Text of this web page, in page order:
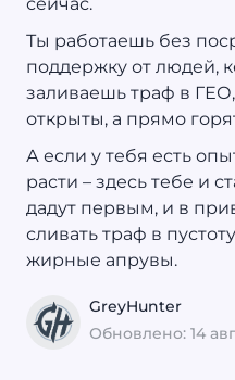
Ты работаешь без
поддержку от людей,
заливаешь траф в
открыты, а прямо
А если у тебя есть
расти – здесь тебе и
дадут первым, и в
сливать траф в
жирные апрувы.
GreyHunter
Обновлено: 14